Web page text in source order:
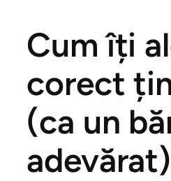
Cum îți
corect
(ca un
adevărat)